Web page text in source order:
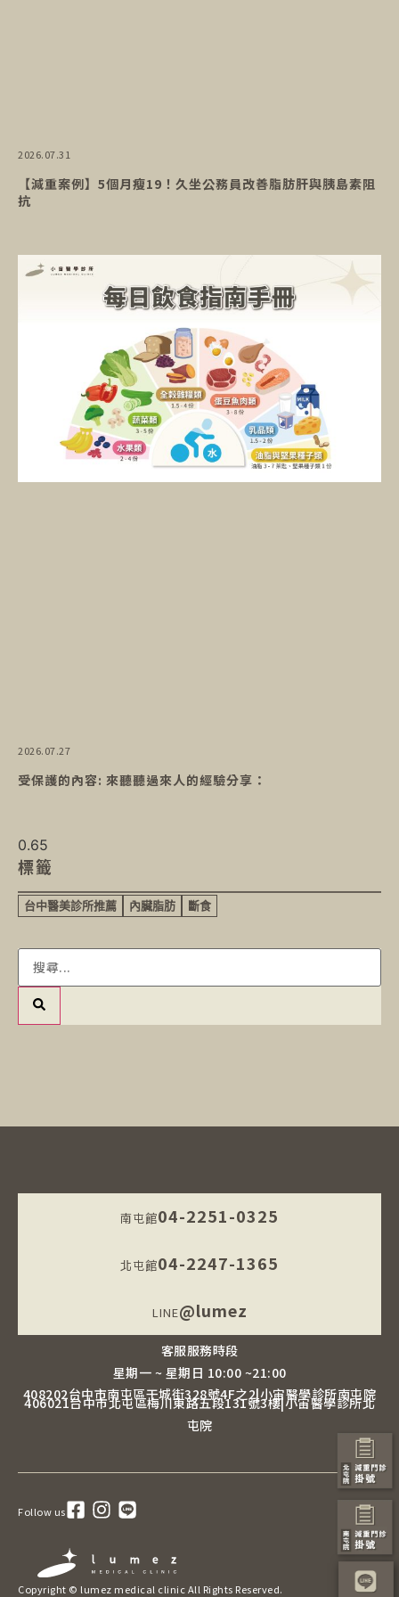
【減重案例】5個月瘦19！久坐公務員改善脂肪肝與胰島素阻
抗
2026.07.31
受保護的內容: 來聽聽過來人的經驗分享：
2026.07.27
標籤
台中醫美診所推薦 內臟脂肪 斷食
南屯館04-2251-0325
北屯館04-2247-1365
LINE@lumez
客服服務時段
星期一 ~ 星期日 10:00 ~21:00
408202台中市南屯區干城街328號4F之2|小宙醫學診所南屯院
406021台中市北屯區梅川東路五段131號3樓|小宙醫學診所北
屯院
Copyright © lumez medical clinic All Rights Reserved.
Follow us